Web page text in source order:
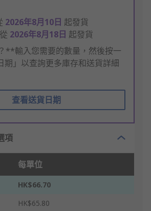
2026年8月10日 起發貨
2026年8月18日 起發貨
**輸入您需要的數量，然後按一
期」以查詢更多庫存和送貨詳細
查看送貨日期
項
每單位
HK$66.70
HK$65.80